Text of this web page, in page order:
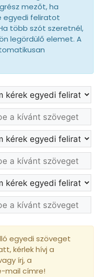
mezőt, ha
egyedi feliratot
több szót szeretnél,
legördülő elemet. A
egyedi szöveget
kérlek hívj a
írj, a
mail címre!